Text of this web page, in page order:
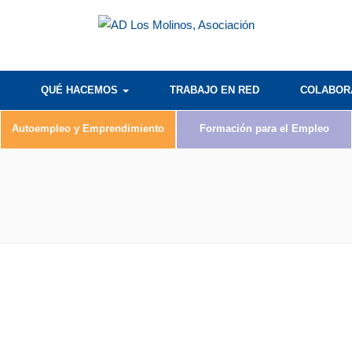
QUÉ HACEMOS TRABAJO EN RED
Autoempleo y Emprendimiento Formación para el Empleo